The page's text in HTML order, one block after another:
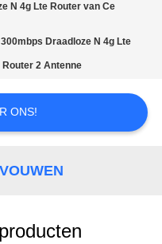
N 4g Lte Router van Ce
Draadloze N 4g Lte
Router 2 Antenne
ONS!